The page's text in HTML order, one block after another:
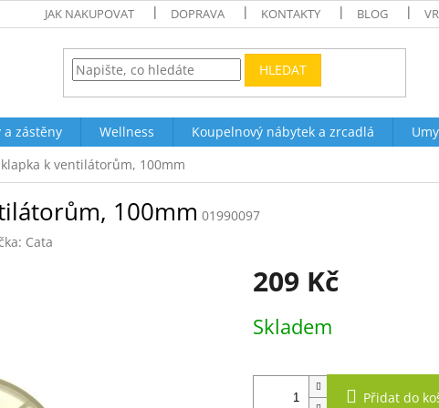
JAK NAKUPOVAT DOPRAVA KONTAKTY BLOG
HLEDAT
a zástěny Wellness Koupelnový nábytek a zrcadlá
klapka k ventilátorům, 100mm
100mm 01990097
Cata
209 Kč
cena:
Skladem
Přidat do